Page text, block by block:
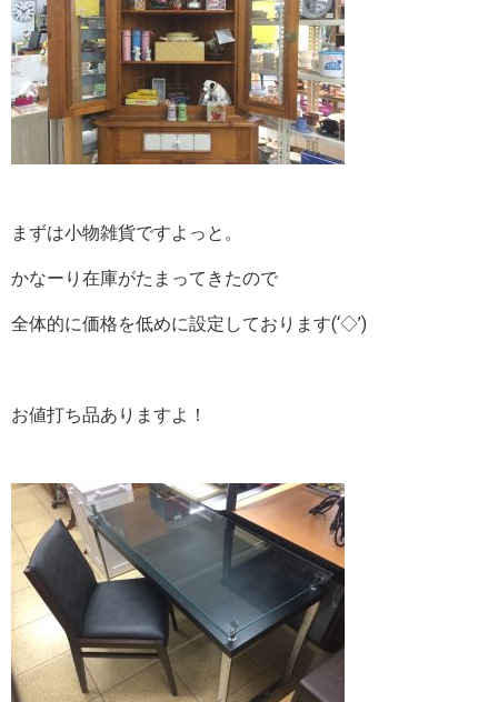
まずは小物雑貨ですよっと。
かなーり在庫がたまってきたので
全体的に価格を低めに設定しております(‘◇’)ゞ
お値打ち品ありますよ！